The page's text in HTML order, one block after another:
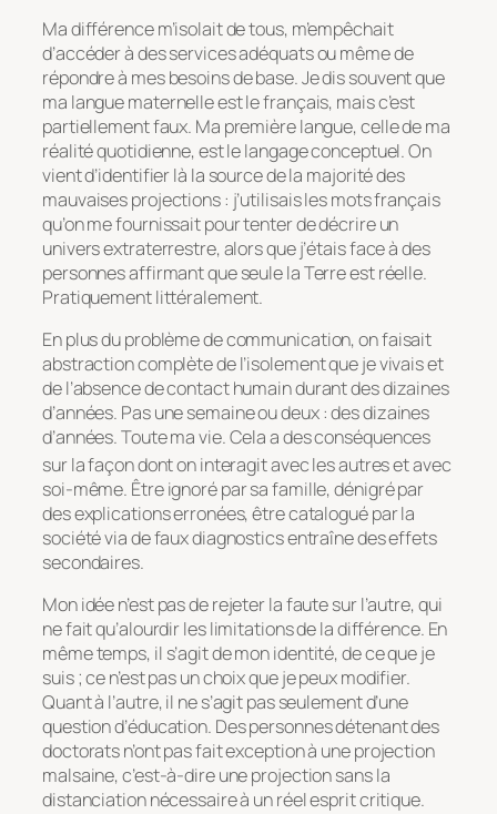
Ma différence m’isolait de tous, m’empêchait
d’accéder à des services adéquats ou même de
répondre à mes besoins de base. Je dis souvent que
ma langue maternelle est le français, mais c’est
partiellement faux. Ma première langue, celle de ma
réalité quotidienne, est le langage conceptuel. On
vient d’identifier là la source de la majorité des
mauvaises projections : j’utilisais les mots français
qu’on me fournissait pour tenter de décrire un
univers extraterrestre, alors que j’étais face à des
personnes affirmant que seule la Terre est réelle.
Pratiquement littéralement.
En plus du problème de communication, on faisait
abstraction complète de l’isolement que je vivais et
de l’absence de contact humain durant des dizaines
d’années. Pas une semaine ou deux : des dizaines
d’années. Toute ma vie. Cela a des conséquences
sur la façon dont on interagit avec les autreset avec
soi-même. Être ignoré par sa famille, dénigré par
des explications erronées, être catalogué par la
société via de faux diagnostics entraîne des effets
secondaires.
Mon idée n’est pas de rejeter la faute sur l’autre, qui
ne fait qu’alourdir les limitations de la différence. En
même temps, il s’agit de mon identité, de ce que je
suis ; ce n’est pas un choix que je peux modifier.
Quant à l’autre, il ne s’agit pas seulement d’une
question d’éducation. Des personnes détenant des
doctorats n’ont pas fait exception à une projection
malsaine, c’est-à-dire une projection sans la
distanciation nécessaire à un réel esprit critique.